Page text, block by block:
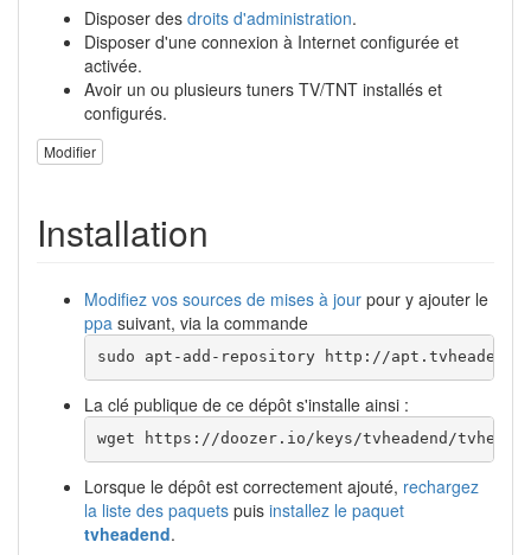
Disposer des droits d'administration.
Disposer d'une connexion à Internet configurée et
activée.
Avoir un ou plusieurs tuners TV/TNT installés et
configurés.
Modifier
Installation
Modifiez vos sources de mises à jour pour y ajouter le
ppa suivant, via la commande
sudo apt-add-repository http://
La clé publique de ce dépôt s'installe ainsi :
wget https://doozer.io/keys/tvheadend/
Lorsque le dépôt est correctement ajouté, rechargez
la liste des paquets puis installez le paquet
tvheadend.